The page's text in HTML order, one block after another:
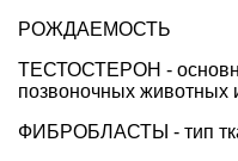
РОЖДАЕМОСТЬ
ТЕСТОСТЕРОН -
позвоночных животных
ФИБРОБЛАСТЫ - тип